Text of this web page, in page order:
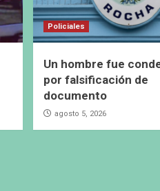
Policiales
Un hombre fue
por falsificación de
documento
agosto 5, 2026